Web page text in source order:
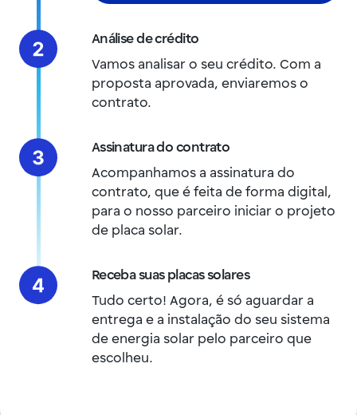
Análise de crédito
Vamos analisar o seu crédito. Com a
proposta aprovada, enviaremos o
contrato.
Assinatura do contrato
Acompanhamos a assinatura do
contrato, que é feita de forma digital,
para o nosso parceiro iniciar o projeto
de placa solar.
Receba suas placas solares
Tudo certo! Agora, é só aguardar a
entrega e a instalação do seu sistema
de energia solar pelo parceiro que
escolheu.